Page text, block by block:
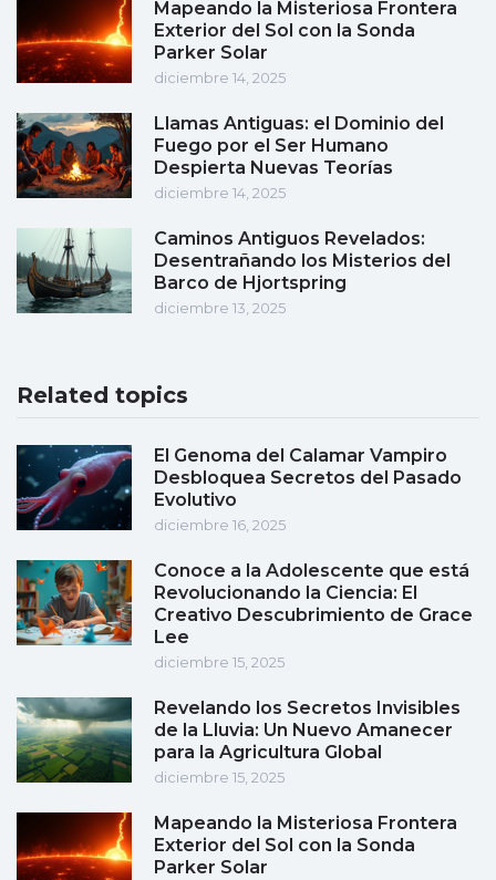
Mapeando la Misteriosa Frontera
Exterior del Sol con la Sonda
Parker Solar
diciembre 14, 2025
Llamas Antiguas: el Dominio del
Fuego por el Ser Humano
Despierta Nuevas Teorías
diciembre 14, 2025
Caminos Antiguos Revelados:
Desentrañando los Misterios del
Barco de Hjortspring
diciembre 13, 2025
Related topics
El Genoma del Calamar Vampiro
Desbloquea Secretos del Pasado
Evolutivo
diciembre 16, 2025
Conoce a la Adolescente que está
Revolucionando la Ciencia: El
Creativo Descubrimiento de Grace
Lee
diciembre 15, 2025
Revelando los Secretos Invisibles
de la Lluvia: Un Nuevo Amanecer
para la Agricultura Global
diciembre 15, 2025
Mapeando la Misteriosa Frontera
Exterior del Sol con la Sonda
Parker Solar